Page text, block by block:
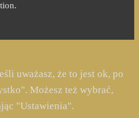
uważasz, że to jest ok, po
Możesz też wybrać,
"Ustawienia".